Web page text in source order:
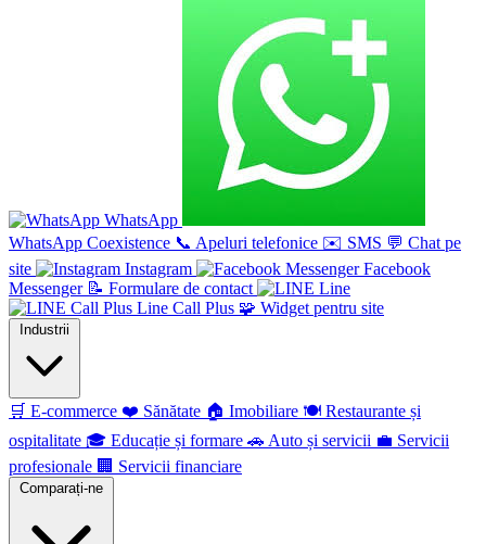
WhatsApp
WhatsApp Coexistence 📞 Apeluri telefonice ✉️ SMS 💬 Chat pe
site
Instagram
Facebook
Messenger 📝 Formulare de contact
Line
Line Call Plus 🧩 Widget pentru site
Industrii
🛒 E-commerce ❤️ Sănătate 🏠 Imobiliare 🍽️ Restaurante și
ospitalitate 🎓 Educație și formare 🚗 Auto și servicii 💼 Servicii
profesionale 🏢 Servicii financiare
Comparați-ne